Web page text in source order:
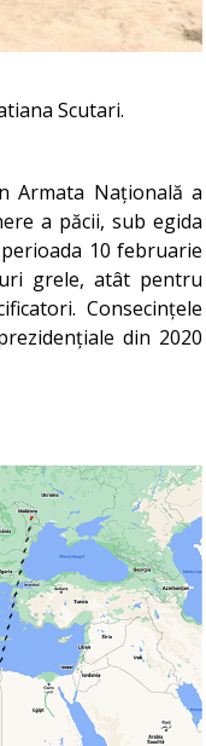
Scutari.
Armata Națională a
a păcii, sub egida
10 februarie
grele, atât pentru
Consecințele
din 2020